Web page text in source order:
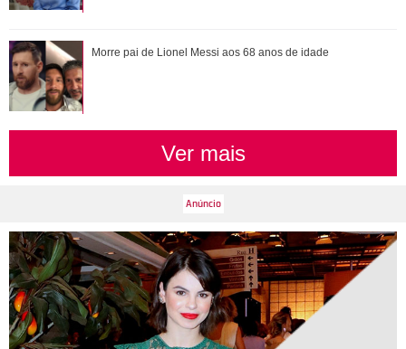
Morre pai de Lionel Messi aos 68 anos de idade
Ver mais